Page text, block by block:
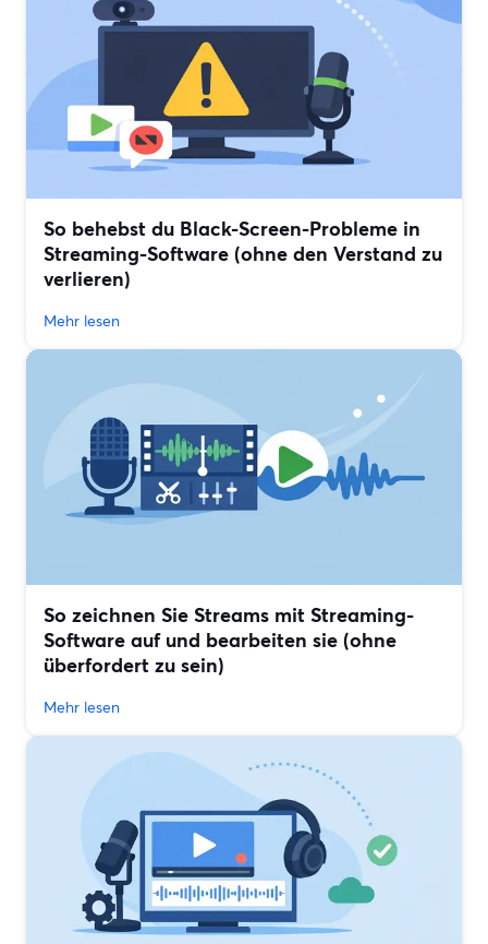
So behebst du Black-Screen-Probleme in
Streaming-Software (ohne den Verstand zu
verlieren)
Mehr lesen
So zeichnen Sie Streams mit Streaming-
Software auf und bearbeiten sie (ohne
überfordert zu sein)
Mehr lesen